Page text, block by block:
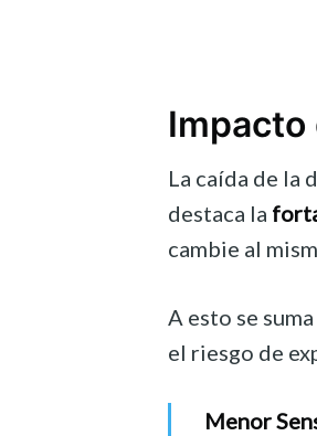
Impacto
La caída de la
destaca la
cambie al
A esto se
el riesgo de
Menor